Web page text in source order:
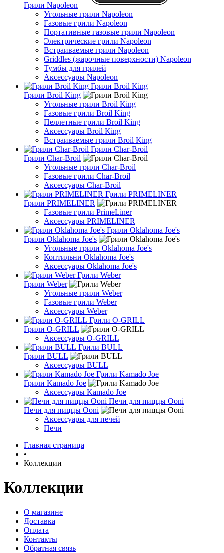
Грили Napoleon
Угольные грили Napoleon
Газовые грили Napoleon
Портативные газовые грили Napoleon
Электрические грили Napoleon
Встраиваемые грили Napoleon
Griddles (жарочные поверхности) Napoleon
Тумбы для грилей
Аксессуары Napoleon
Грили Broil King
Грили Broil King
Угольные грили Broil King
Газовые грили Broil King
Пеллетные грили Broil King
Аксессуары Broil King
Встраиваемые грили Broil King
Грили Char-Broil
Грили Char-Broil
Угольные грили Char-Broil
Газовые грили Char-Broil
Аксессуары Char-Broil
Грили PRIMELINER
Грили PRIMELINER
Газовые грили PrimeLiner
Аксессуары PRIMELINER
Грили Oklahoma Joe's
Грили Oklahoma Joe's
Угольные грили Oklahoma Joe's
Коптильни Oklahoma Joe's
Аксессуары Oklahoma Joe's
Грили Weber
Грили Weber
Угольные грили Weber
Газовые грили Weber
Аксессуары Weber
Грили O-GRILL
Грили O-GRILL
Аксессуары O-GRILL
Грили BULL
Грили BULL
Аксессуары BULL
Грили Kamado Joe
Грили Kamado Joe
Аксессуары Kamado Joe
Печи для пиццы Ooni
Печи для пиццы Ooni
Аксессуары для печей
Печи
Главная страница
•
Коллекции
Коллекции
О магазине
Доставка
Оплата
Контакты
Обратная связь